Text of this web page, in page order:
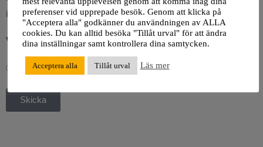
integritetspolicy.
Välj om du vill beställa eller få ett pris på tjänsten:
Jag vill beställa Jag vill få en offert
Skicka
preferenser vid upprepade besök. Genom att klicka på
"Acceptera alla" godkänner du användningen av ALLA
cookies. Du kan alltid besöka "Tillåt urval" för att ändra
dina inställningar samt kontrollera dina samtycken.
Acceptera alla Tillåt urval Läs mer